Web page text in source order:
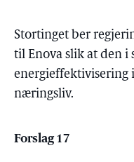
Stortinget ber
til Enova slik at den i
energieffektivisering
næringsliv.
Forslag 17